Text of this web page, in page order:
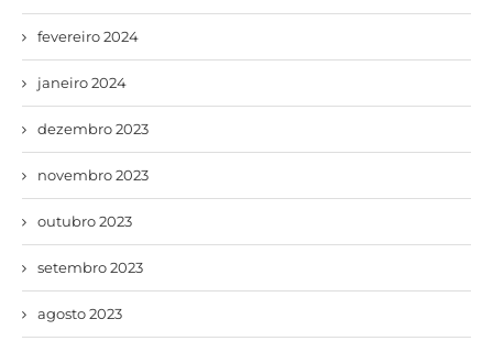
fevereiro 2024
janeiro 2024
dezembro 2023
novembro 2023
outubro 2023
setembro 2023
agosto 2023